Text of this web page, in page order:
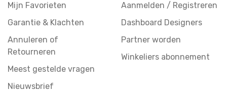
Mijn Favorieten
Garantie & Klachten
Annuleren of
Retourneren
Meest gestelde vragen
Nieuwsbrief
Aanmelden / Registreren
Dashboard Designers
Partner worden
Winkeliers abonnement